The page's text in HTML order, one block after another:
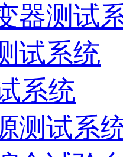
器测试
试系统
系统
测试系